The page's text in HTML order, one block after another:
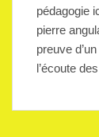
pédagogie
pierre
preuve
l’écoute